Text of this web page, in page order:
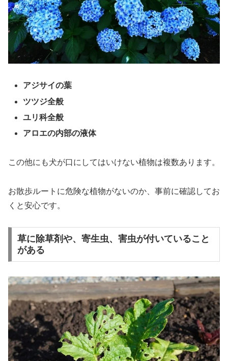
アジサイの葉
ツツジ全般
ユリ科全般
アロエの内部の液体
この他にも犬が口にしてはいけない植物は複数あります。
お散歩ルートに危険な植物がないのか、事前に確認してお
くと安心です。
草に除草剤や、寄生虫、害虫が付いていること
がある